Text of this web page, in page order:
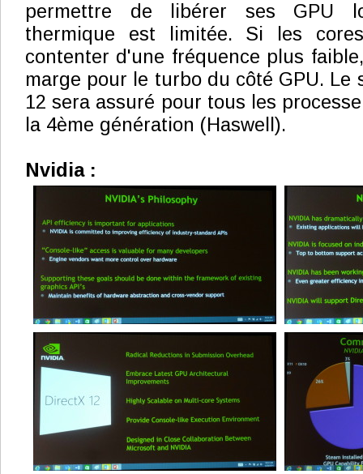
permettre de libérer ses GPU
thermique est limitée. Si les
contenter d'une fréquence plus
marge pour le turbo du côté GPU. Le
12 sera assuré pour tous les
la 4ème génération (Haswell).
Nvidia :